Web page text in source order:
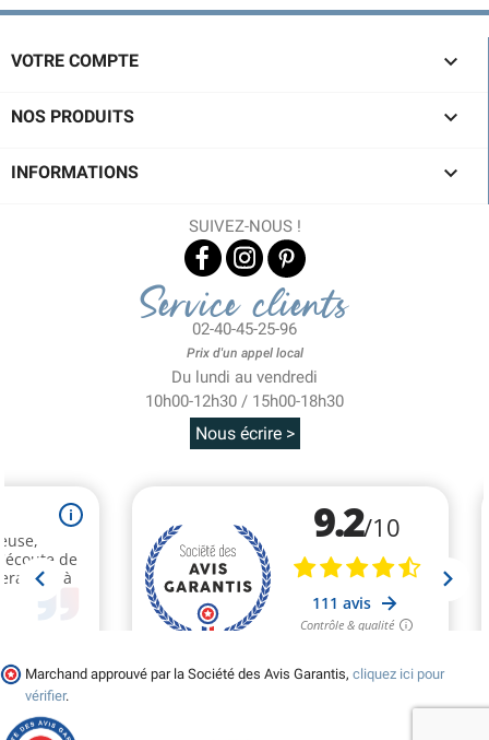
VOTRE COMPTE 
NOS PRODUITS 
INFORMATIONS 
SUIVEZ-NOUS !
Service clients
02-40-45-25-96
Prix d'un appel local
Du lundi au vendredi
10h00-12h30 / 15h00-18h30
Nous écrire >
Marchand approuvé par la Société des Avis Garantis, cliquez ici pour
vérifier.